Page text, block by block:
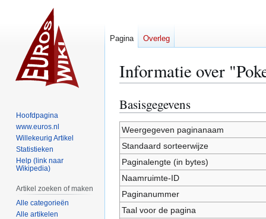
Informatie over
Naar
navigatie
springen
Naar
zoeken
springen
Basisgegevens
Weergegeven paginanaam
Standaard sorteerwijze
Paginalengte (in bytes)
Naamruimte-ID
Paginanummer
Taal voor de pagina
Pagina Overleg
Hoofdpagina
www.euros.nl
Willekeurig Artikel
Statistieken
Help (link naar
Wikipedia)
Artikel zoeken of maken
Alle categorieën
Alle artikelen